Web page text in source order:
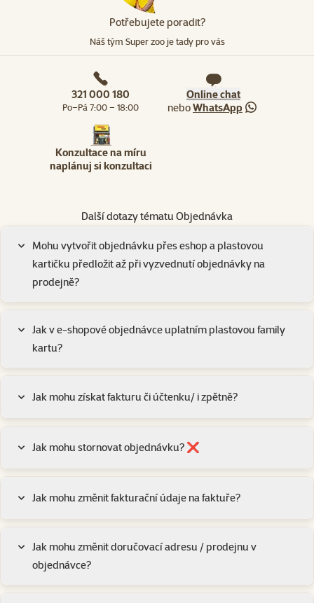
Potřebujete poradit?
Náš tým Super zoo je tady pro vás
321 000 180
Po–Pá 7:00 – 18:00
Online chat
neboWhatsApp
Konzultace na míru
naplánuj si konzultaci
Další dotazy tématu Objednávka
Mohu vytvořit objednávku přes eshop a plastovou
kartičku předložit až při vyzvednutí objednávky na
prodejně?
Jak v e-shopové objednávce uplatním plastovou family
kartu?
Jak mohu získat fakturu či účtenku/ i zpětně?
Jak mohu stornovat objednávku? ❌
Jak mohu změnit fakturační údaje na faktuře?
Jak mohu změnit doručovací adresu / prodejnu v
objednávce?